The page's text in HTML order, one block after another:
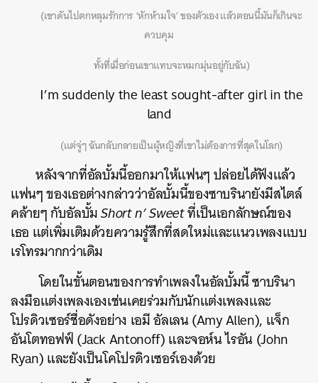
(เขาดันไปตกหลุมรักการ ‘หักห้ามใจ’ ของตัวเอง แล้วตอนนี้มันก็เกินจะ
ควบคุม
ทั้งที่เมื่อก่อนเขาแทบจะหมกมุ่นอยู่กับฉัน)
I’m suddenly the least sought-after girl in the
land
(แต่จู่ๆ ฉันกลับกลายเป็นผู้หญิงที่เขาไม่ต้องการที่สุดในโลก)
หลังจากที่อัลบั้มนี้ออกมาให้แฟนๆ ปล่อยได้ฟังแล้ว
แฟนๆ ของเธอต่างกล่าวว่าอัลบั้มนี้ของซาบรินายังมีสไตล์
คล้ายๆ กับอัลบั้มShort n’ Sweetที่เป็นเอกลักษณ์ของ
เธอ แต่เพิ่มเติมด้วยความรู้สึกที่สดใหม่และแนวเพลงแบบ
เรโทรมากกว่าเดิม
โดยในขั้นตอนของการทำเพลงในอัลบั้มนี้ ซาบรินา
ลงมือแต่งเพลงเองเช่นเคยร่วมกับนักแต่งเพลงและ
โปรดิวเซอร์ชื่อดังอย่าง เอมี อัลเลน (Amy Allen), แจ็ก
อันโตทอฟฟ์ (Jack Antonoff) และจอห์น ไรอัน (John
Ryan) และยังเป็นโคโปรดิวเซอร์เองด้วย